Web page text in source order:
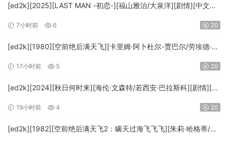
[ed2k][2025][LAST MAN -初恋-][福山雅治/大泉洋][剧情][中文字
7小时前 6 20
[ed2k][1980][空前绝后满天飞][卡里姆·阿卜杜尔-贾巴尔/劳埃德·布
HD.MA5.1.x265.10bit-BeiTai]
17小时前 5 20
[ed2k][2024][秋日何时来][海伦·文森特/若西安·巴拉斯科][剧情][中
FRDS]
19小时前 4 20
[ed2k][1982][空前绝后满天飞2：瞒天过海飞飞飞][朱莉·哈格蒂/罗